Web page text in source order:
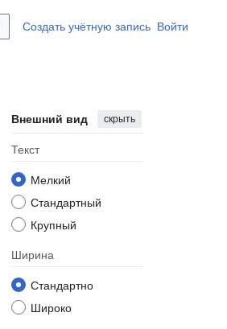
Создать учётную запись Войти
Внешний вид скрыть
Текст
Мелкий
Стандартный
Крупный
Ширина
Стандартно
Широко